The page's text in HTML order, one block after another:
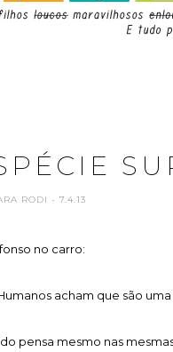
RODI - 7.4.13
no carro:
acham que são
pensa mesmo nas